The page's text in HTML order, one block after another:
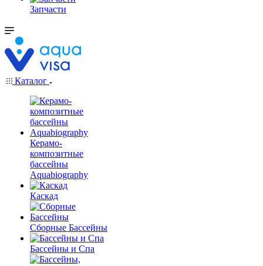
Запчасти
Каталог
Керамо-
композитные
бассейны
Aquabiography
Каскад
Сборные Бассейны
Бассейны и Спа